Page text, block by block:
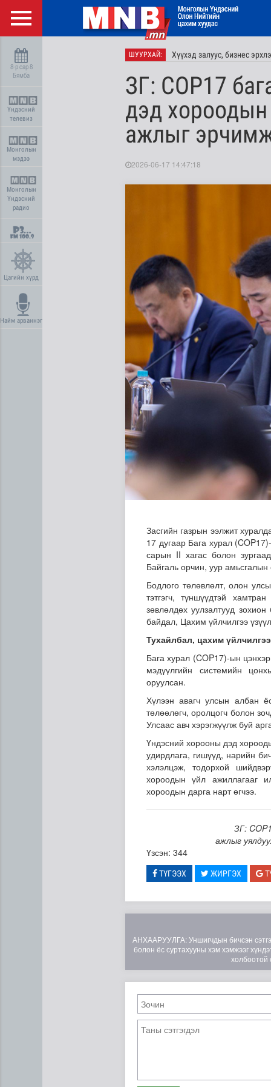
8-р сар 8
Бямба
Үндэсний
телевиз
Монголын
мэдээ
Монголын
Үндэсний
радио
Цагийн хүрд
Найм арваннэг
ШУУРХАЙ: Хүүхэд залуус, бизнес
Сүхбаатар суманд
Газрын тосны агуулахууд
ЦАГ АГААР: Улаанбаатарт
ЗГ: COP17
дэд хороодын
ажлыг
2026-06-17 14:47:18
Засгийн газрын ээлжит
17 дугаар Бага хурал
сарын II хагас болон
Байгаль орчин, уур
Бодлого төлөвлөлт, олон
тэтгэгч, түншүүдтэй
зөвлөлдөх уулзалтууд
байдал, Цахим үйлчилгээ
Тухайлбал, цахим
Бага хурал (COP17)-ын
мэдүүлгийн системийн
оруулсан.
Хүлээн авагч улсын албан
төлөөлөгч, оролцогч болон
Улсаас авч хэрэгжүүлж буй
Үндэсний хорооны дэд
удирдлага, гишүүд, нарийн
хэлэлцэж, тодорхой
хороодын үйл ажиллагааг
хороодын дарга нарт өгчээ.
ЗГ:
ажлыг
Үзсэн: 344
ТҮГЭЭХ ЖИРГЭХ
АНХААРУУЛГА: Уншигчдын бичсэн
болон ёс суртахууны хэм хэмжээг
холбоотой